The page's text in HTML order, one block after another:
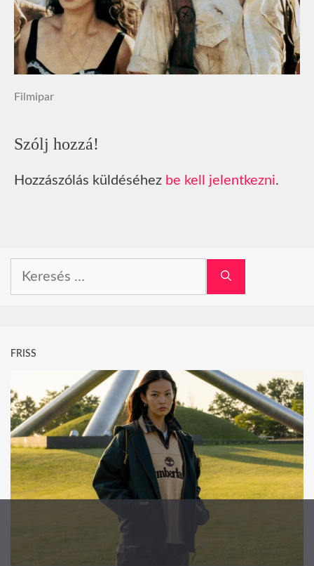
Filmipar
Szólj hozzá!
Hozzászólás küldéséhez be kell jelentkezni.
FRISS